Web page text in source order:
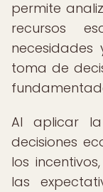
permite
recursos
toma de
Al aplicar
decisiones
los
las